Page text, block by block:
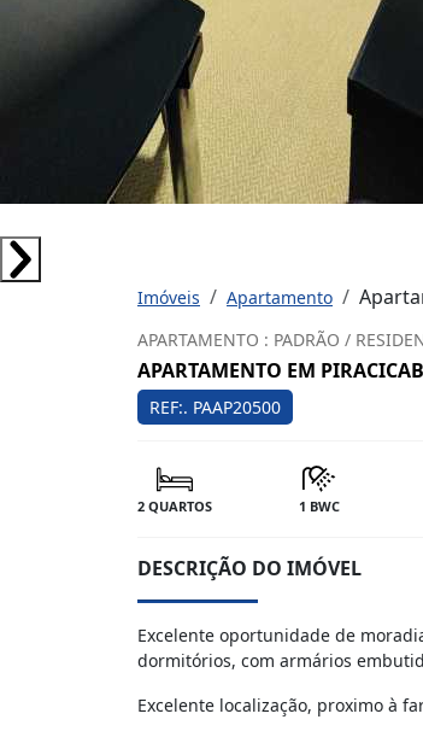
Imóveis Apartamento
APARTAMENTO : PADRÃO /
APARTAMENTO EM
REF:. PAAP20500
2 QUARTOS 1 BWC
DESCRIÇÃO DO IMÓVEL
Excelente oportunidade de
dormitórios, com armários
Excelente localização, proximo à